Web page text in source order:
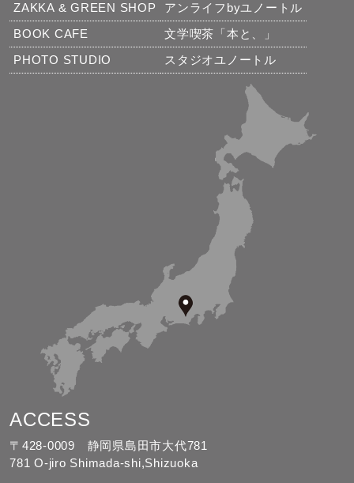
ZAKKA & GREEN SHOP
アンライフbyユノートル
BOOK CAFE
文学喫茶「本と、」
PHOTO STUDIO
スタジオユノートル
ACCESS
〒428-0009 静岡県島田市大代781
781 O-jiro Shimada-shi,Shizuoka